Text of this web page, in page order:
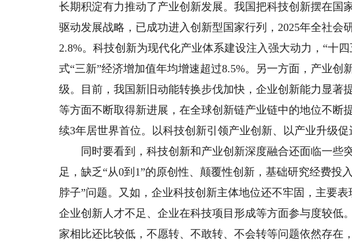
长期积淀有力推动了产业创新发展。我国把科技创新摆在国
驱动发展战略，已成功进入创新型国家行列，2025年全社会
2.8%。科技创新为现代化产业体系建设注入强大动力，“十
式“三新”经济增加值年均增速超过8.5%。另一方面，产业创
级。目前，我国新旧动能转换步伐加快，企业创新能力显著
等方面不断取得新进展，在全球创新链产业链中的地位不断
续3年居世界首位。以科技创新引领产业创新、以产业升级
同时要看到，科技创新和产业创新深度融合还面临一些
足，缺乏“从0到1”的原创性、颠覆性创新，基础研究经费投
脖子”问题。又如，企业科技创新主体地位还不牢固，主要表
企业创新人才不足、企业在科技项目形成等方面参与度较低
家相比还比较低，不愿转、不敢转、不会转等问题依然存在